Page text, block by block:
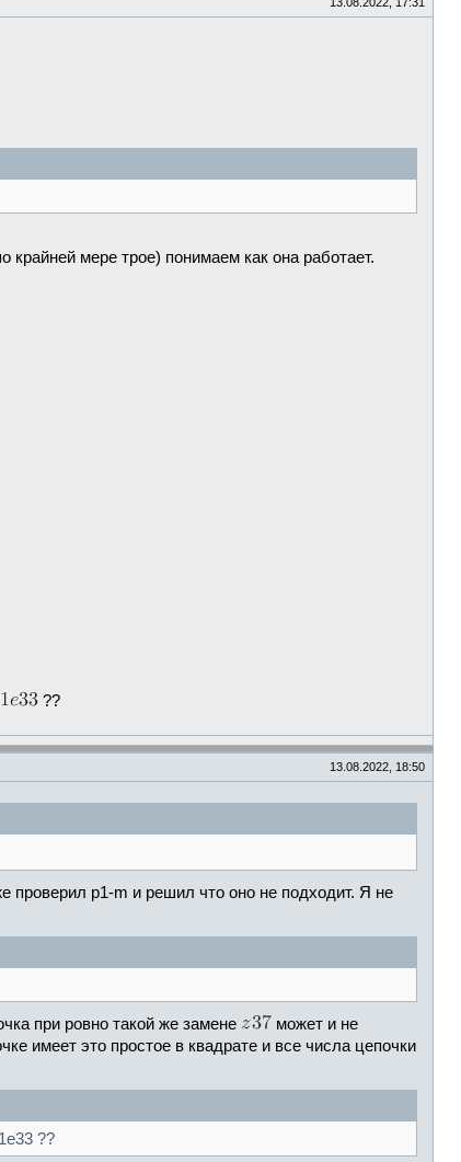
мере трое) понимаем как она работает.
??
13.08.2022, 18:50
p1-m и решил что оно не подходит. Я не
при ровно такой же замене
может и не
имеет это простое в квадрате и все числа цепочки
??